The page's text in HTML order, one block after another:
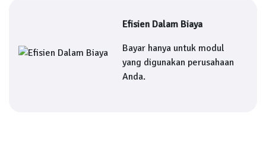
Efisien Dalam Biaya
Bayar hanya untuk modul
yang digunakan perusahaan
Anda.